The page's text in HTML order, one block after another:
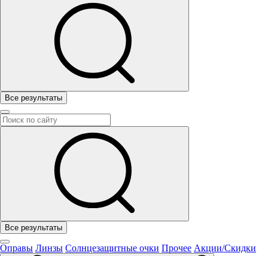
Все результаты
Все результаты
Оправы Линзы Солнцезащитные очки Прочее Акции/Скидки